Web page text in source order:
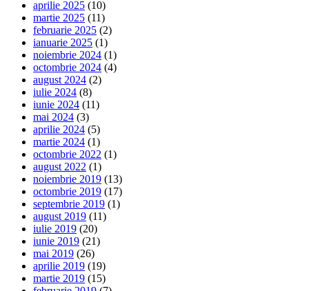
aprilie 2025 (10)
martie 2025 (11)
februarie 2025 (2)
ianuarie 2025 (1)
noiembrie 2024 (1)
octombrie 2024 (4)
august 2024 (2)
iulie 2024 (8)
iunie 2024 (11)
mai 2024 (3)
aprilie 2024 (5)
martie 2024 (1)
octombrie 2022 (1)
august 2022 (1)
noiembrie 2019 (13)
octombrie 2019 (17)
septembrie 2019 (1)
august 2019 (11)
iulie 2019 (20)
iunie 2019 (21)
mai 2019 (26)
aprilie 2019 (19)
martie 2019 (15)